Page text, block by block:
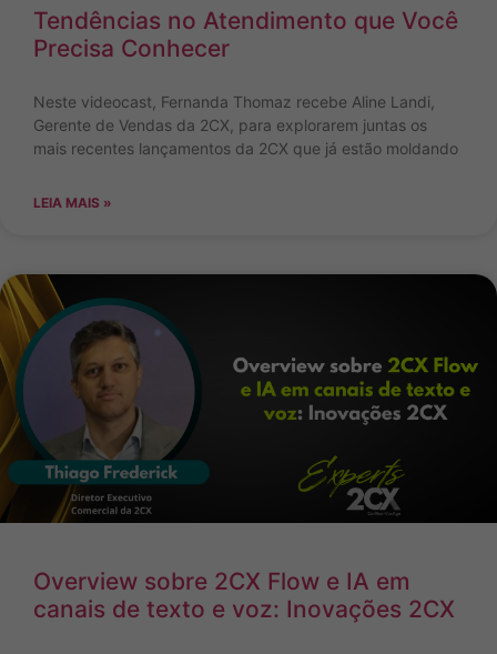
Tendências no Atendimento que Você
Precisa Conhecer
Neste videocast, Fernanda Thomaz recebe Aline Landi,
Gerente de Vendas da 2CX, para explorarem juntas os
mais recentes lançamentos da 2CX que já estão moldando
LEIA MAIS »
Overview sobre 2CX Flow e IA em
canais de texto e voz: Inovações 2CX